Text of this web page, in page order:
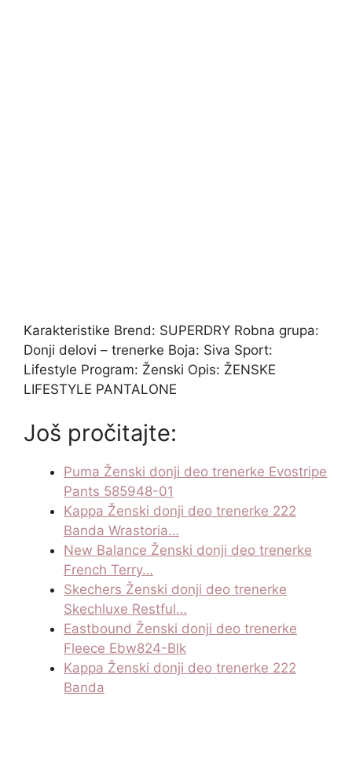
Karakteristike Brend: SUPERDRY Robna grupa:
Donji delovi – trenerke Boja: Siva Sport:
Lifestyle Program: Ženski Opis: ŽENSKE
LIFESTYLE PANTALONE
Još pročitajte:
Puma Ženski donji deo trenerke Evostripe
Pants 585948-01
Kappa Ženski donji deo trenerke 222
Banda Wrastoria…
New Balance Ženski donji deo trenerke
French Terry…
Skechers Ženski donji deo trenerke
Skechluxe Restful…
Eastbound Ženski donji deo trenerke
Fleece Ebw824-Blk
Kappa Ženski donji deo trenerke 222
Banda